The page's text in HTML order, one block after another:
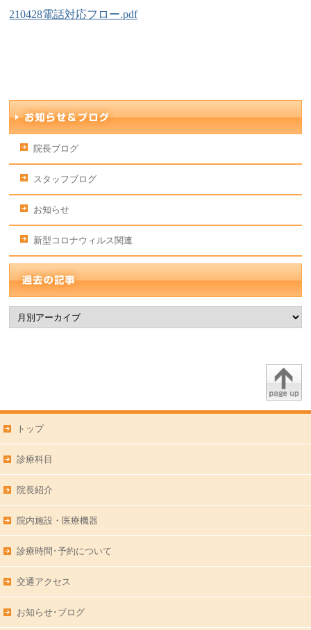
210428電話対応フロー.pdf
院長ブログ
スタッフブログ
お知らせ
新型コロナウィルス関連
トップ
診療科目
院長紹介
院内施設・医療機器
診療時間･予約について
交通アクセス
お知らせ･ブログ